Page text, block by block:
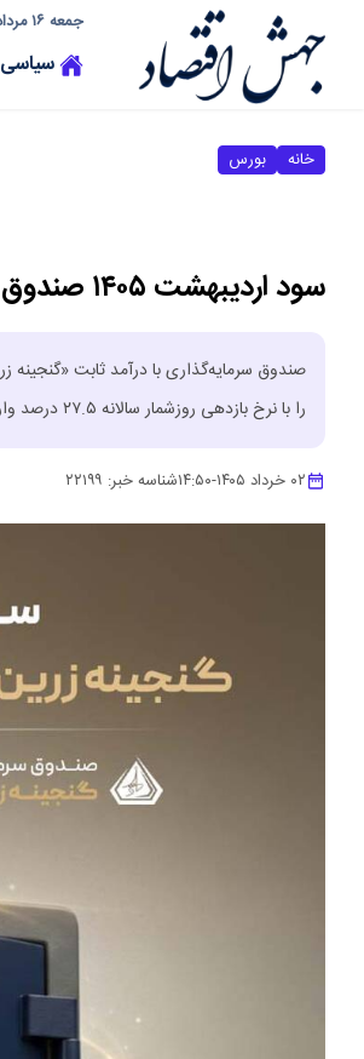
جمعه ۱۶ مرداد ۱۴۰۵
سیاسی
خانه بورس
سود اردیبهشت ۱۴۰۵ صندوق «گنجینه زرین شهر» به حساب سرمایه‌گذاران واریز شد
را با نرخ بازدهی روزشمار سالانه ۲۷.۵ درصد واریز کرد.
۰۲ خرداد ۱۴۰۵ -۱۴:۵۰شناسه خبر: ۲۲۱۹۹